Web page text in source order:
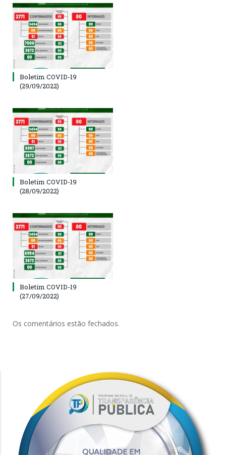
Boletim COVID-19
(29/09/2022)
Boletim COVID-19
(28/09/2022)
Boletim COVID-19
(27/09/2022)
Os comentários estão fechados.